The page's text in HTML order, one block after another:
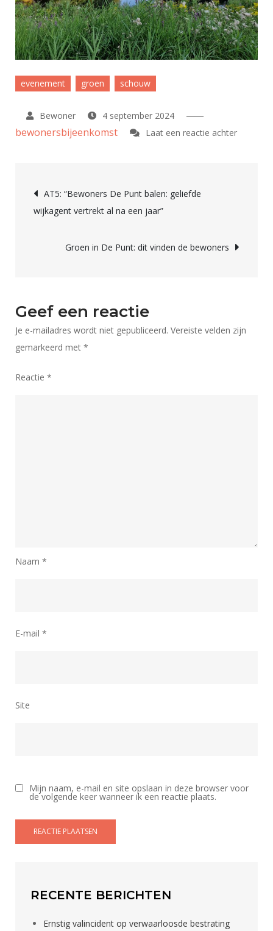
evenement groen schouw
4 september 2024
bewonersbijeenkomst Laat een reactie achterop
Osdorp
Bericht
navigatie
AT5: “Bewoners De Punt balen: geliefde
wijkagent vertrekt al na een jaar”
Groen in De Punt: dit vinden de bewoners
Geef een reactie
Je e-mailadres wordt niet gepubliceerd. Vereiste velden zijn
gemarkeerd met *
Reactie *
Naam *
E-mail *
Site
Mijn naam, e-mail en site opslaan in deze browser voor
de volgende keer wanneer ik een reactie plaats.
RECENTE BERICHTEN
Ernstig valincident op verwaarloosde bestrating